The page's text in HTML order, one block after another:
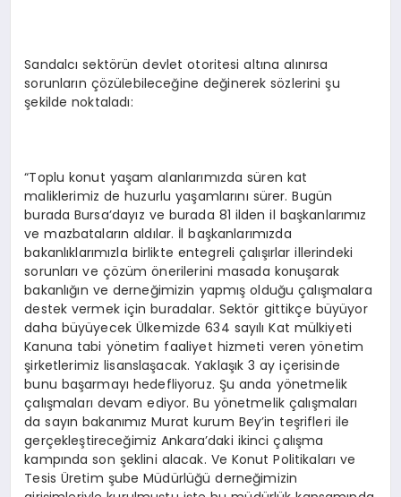
Sandalcı sektörün devlet otoritesi altına alınırsa
sorunların çözülebileceğine değinerek sözlerini şu
şekilde noktaladı:
“Toplu konut yaşam alanlarımızda süren kat
maliklerimiz de huzurlu yaşamlarını sürer. Bugün
burada Bursa’dayız ve burada 81 ilden il başkanlarımız
ve mazbataların aldılar. İl başkanlarımızda
bakanlıklarımızla birlikte entegreli çalışırlar illerindeki
sorunları ve çözüm önerilerini masada konuşarak
bakanlığın ve derneğimizin yapmış olduğu çalışmalara
destek vermek için buradalar. Sektör gittikçe büyüyor
daha büyüyecek Ülkemizde 634 sayılı Kat mülkiyeti
Kanuna tabi yönetim faaliyet hizmeti veren yönetim
şirketlerimiz lisanslaşacak. Yaklaşık 3 ay içerisinde
bunu başarmayı hedefliyoruz. Şu anda yönetmelik
çalışmaları devam ediyor. Bu yönetmelik çalışmaları
da sayın bakanımız Murat kurum Bey’in teşrifleri ile
gerçekleştireceğimiz Ankara’daki ikinci çalışma
kampında son şeklini alacak. Ve Konut Politikaları ve
Tesis Üretim şube Müdürlüğü derneğimizin